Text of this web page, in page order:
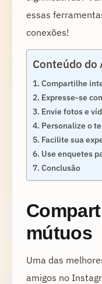
essas
conexões!
Conteúdo do
Compartilhe
Expresse-se
Envie fotos e
Personalize o
Facilite sua
Use enquetes
Conclusão
mútuos
Uma das
amigos no